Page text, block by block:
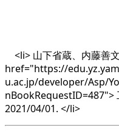
<li> 山下省蔵、内藤善
href="https://
u.ac.jp/developer/Asp/
nBookRequestID=487">
2021/04/01. </li>